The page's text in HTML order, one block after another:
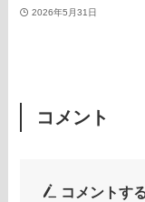
2026年5月31日
コメント
コメントす